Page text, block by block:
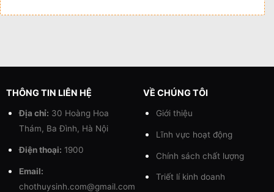
THÔNG TIN LIÊN HỆ
Địa chỉ: 30 Hoàng Hoa
Thám, Ba Đình, Hà Nội
Điện thoại: 1900
Email:
chothuysinh.com@gmail.com
VỀ CHÚNG TÔI
Giới thiệu
Lĩnh vực hoạt động
Chính sách chất lượng
Triết lí kinh doanh